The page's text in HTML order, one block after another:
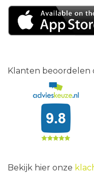
Klanten beoordelen
Bekijk hier onze